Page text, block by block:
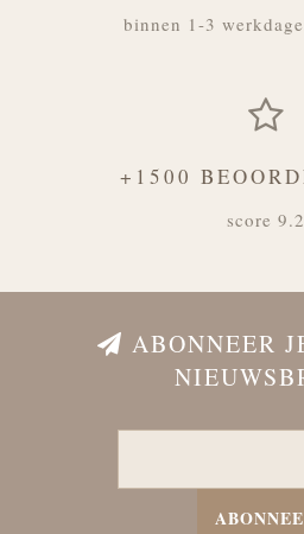
binnen 1-3
+1500
score 9.2
ABONNEER